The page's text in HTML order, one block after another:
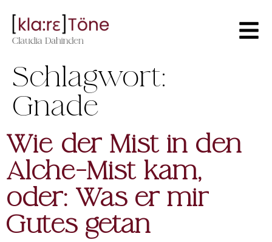
Schlagwort:
Gnade
Wie der Mist in den
Alche-Mist kam,
oder: Was er mir
Gutes getan